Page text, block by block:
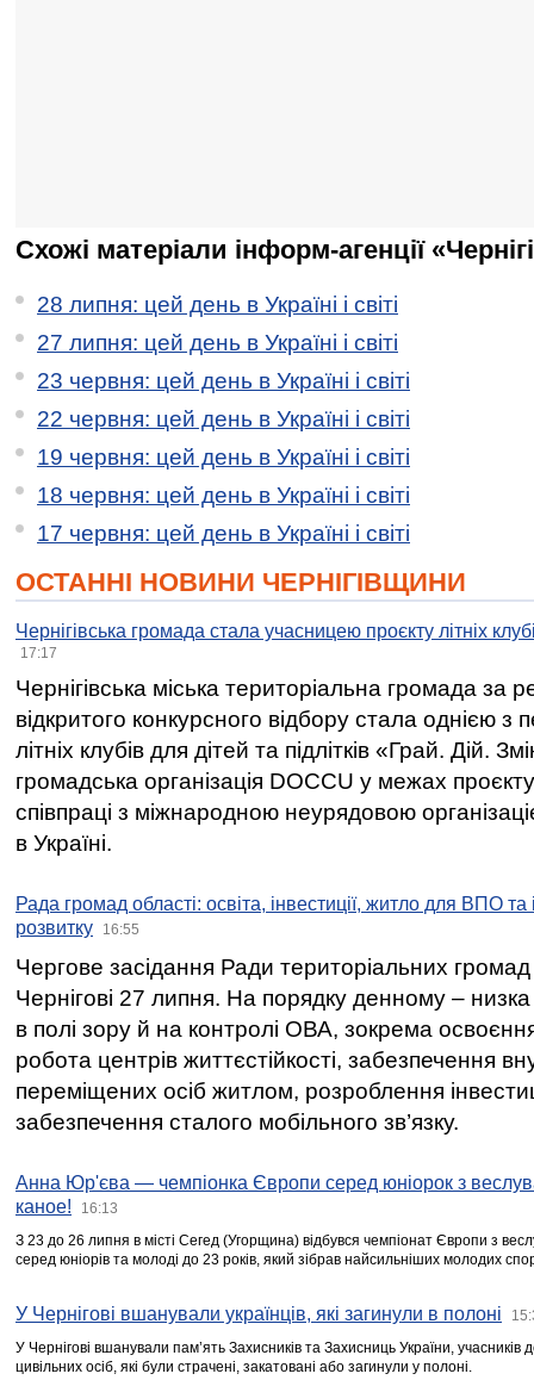
Схожі матеріали інформ-агенції
28 липня: цей день в Україні і світі
27 липня: цей день в Україні і світі
23 червня: цей день в Україні і світі
22 червня: цей день в Україні і світі
19 червня: цей день в Україні і світі
18 червня: цей день в Україні і світі
17 червня: цей день в Україні і світі
ОСТАННІ НОВИНИ ЧЕРНІГІВЩИНИ
Чернігівська громада стала учасницею проєкту літніх
17:17
Чернігівська міська територіальна громада за
відкритого конкурсного відбору стала однією
літніх клубів для дітей та підлітків «Грай. Дій.
громадська організація DOCCU у межах
співпраці з міжнародною неурядовою
в Україні.
Рада громад області: освіта, інвестиції, житло для ВПО
розвитку
16:55
Чергове засідання Ради територіальних громад
Чернігові 27 липня. На порядку денному –
в полі зору й на контролі ОВА, зокрема освоєння
робота центрів життєстійкості, забезпечення
переміщених осіб житлом, розроблення
забезпечення сталого мобільного зв’язку.
Анна Юр'єва — чемпіонка Європи серед юніорок з
каное!
16:13
З 23 до 26 липня в місті Сегед (Угорщина) відбувся чемпіонат Європи з
серед юніорів та молоді до 23 років, який зібрав найсильніших молодих
У Чернігові вшанували українців, які загинули в полоні
У Чернігові вшанували пам’ять Захисників та Захисниць України,
цивільних осіб, які були страчені, закатовані або загинули у полоні.